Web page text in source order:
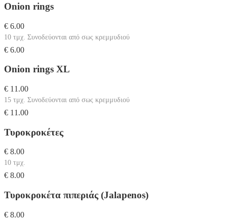
Onion rings
€ 6.00
10 τμχ. Συνοδεύονται από σως κρεμμυδιού
€ 6.00
Onion rings XL
€ 11.00
15 τμχ. Συνοδεύονται από σως κρεμμυδιού
€ 11.00
Τυροκροκέτες
€ 8.00
10 τμχ.
€ 8.00
Τυροκροκέτα πιπεριάς (Jalapenos)
€ 8.00